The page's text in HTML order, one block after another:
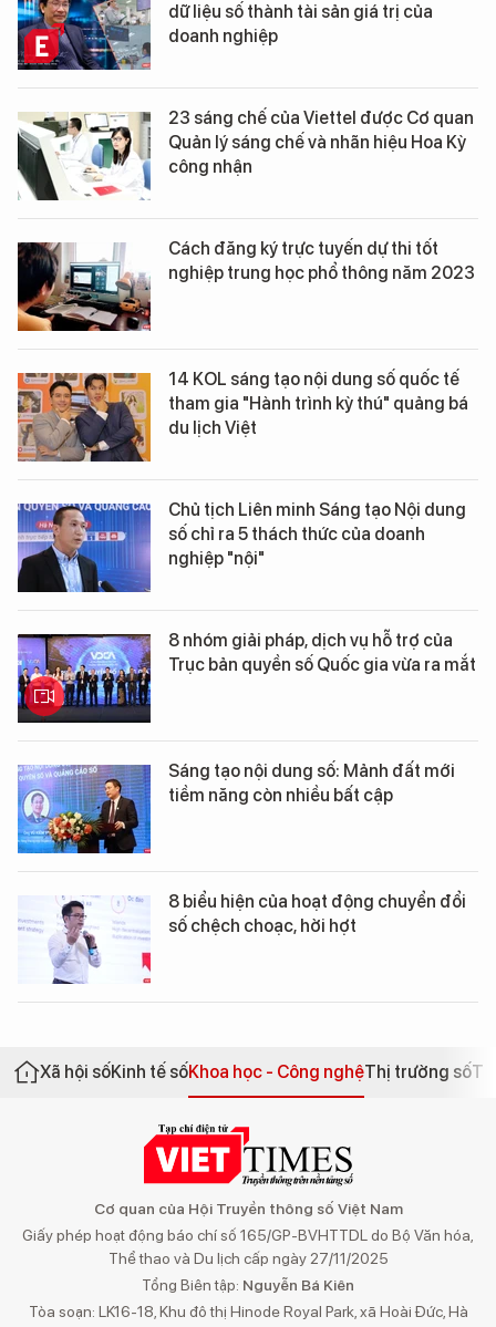
dữ liệu số thành tài sản giá trị của
doanh nghiệp
23 sáng chế của Viettel được Cơ quan
Quản lý sáng chế và nhãn hiệu Hoa Kỳ
công nhận
Cách đăng ký trực tuyến dự thi tốt
nghiệp trung học phổ thông năm 2023
14 KOL sáng tạo nội dung số quốc tế
tham gia "Hành trình kỳ thú" quảng bá
du lịch Việt
Chủ tịch Liên minh Sáng tạo Nội dung
số chỉ ra 5 thách thức của doanh
nghiệp "nội"
8 nhóm giải pháp, dịch vụ hỗ trợ của
Trục bản quyền số Quốc gia vừa ra mắt
Sáng tạo nội dung số: Mảnh đất mới
tiềm năng còn nhiều bất cập
8 biểu hiện của hoạt động chuyển đổi
số chệch choạc, hời hợt
Xã hội sốKinh tế sốKhoa học - Công nghệThị trường số
Cơ quan của Hội Truyền thông số Việt Nam
Giấy phép hoạt động báo chí số 165/GP-BVHTTDL do Bộ Văn hóa,
Thể thao và Du lịch cấp ngày 27/11/2025
Tổng Biên tập: Nguyễn Bá Kiên
Tòa soạn: LK16-18, Khu đô thị Hinode Royal Park, xã Hoài Đức, Hà